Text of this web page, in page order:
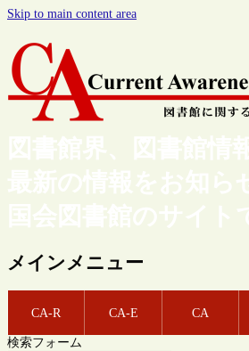
Skip to main content area
図書館界、図書館情
最新の情報をお知ら
国会図書館のサイト
メインメニュー
CA-R CA-E CA
検索フォーム